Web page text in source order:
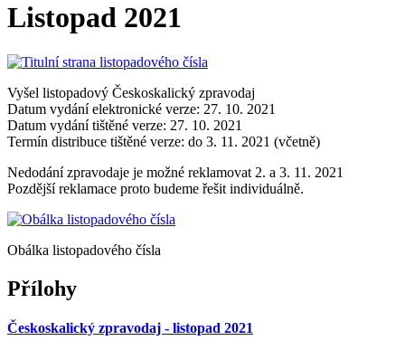
Listopad 2021
Vyšel listopadový Českoskalický zpravodaj
Datum vydání elektronické verze: 27. 10. 2021
Datum vydání tištěné verze: 27. 10. 2021
Termín distribuce tištěné verze: do 3. 11. 2021 (včetně)
Nedodání zpravodaje je možné reklamovat 2. a 3. 11. 2021
Pozdější reklamace proto budeme řešit individuálně.
Obálka listopadového čísla
Přílohy
Českoskalický zpravodaj - listopad 2021